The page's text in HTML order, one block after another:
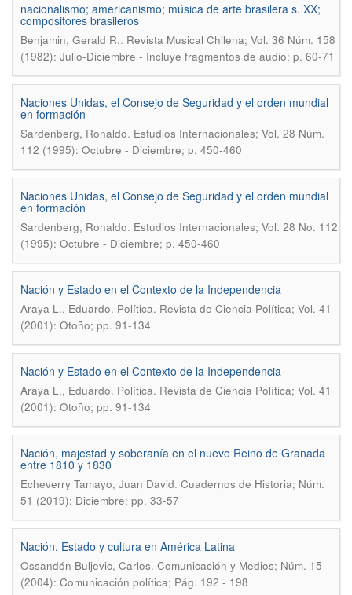
nacionalismo; americanismo; música de arte brasilera s. XX;
compositores brasileros
Benjamin, Gerald R.. Revista Musical Chilena; Vol. 36 Núm. 158
(1982): Julio-Diciembre - Incluye fragmentos de audio; p. 60-71
Naciones Unidas, el Consejo de Seguridad y el orden mundial
en formación
Sardenberg, Ronaldo. Estudios Internacionales; Vol. 28 Núm.
112 (1995): Octubre - Diciembre; p. 450-460
Naciones Unidas, el Consejo de Seguridad y el orden mundial
en formación
Sardenberg, Ronaldo. Estudios Internacionales; Vol. 28 No. 112
(1995): Octubre - Diciembre; p. 450-460
Nación y Estado en el Contexto de la Independencia
Araya L., Eduardo. Política. Revista de Ciencia Política; Vol. 41
(2001): Otoño; pp. 91-134
Nación y Estado en el Contexto de la Independencia
Araya L., Eduardo. Política. Revista de Ciencia Política; Vol. 41
(2001): Otoño; pp. 91-134
Nación, majestad y soberanía en el nuevo Reino de Granada
entre 1810 y 1830
Echeverry Tamayo, Juan David. Cuadernos de Historia; Núm.
51 (2019): Diciembre; pp. 33-57
Nación. Estado y cultura en América Latina
Ossandón Buljevic, Carlos. Comunicación y Medios; Núm. 15
(2004): Comunicación política; Pág. 192 - 198